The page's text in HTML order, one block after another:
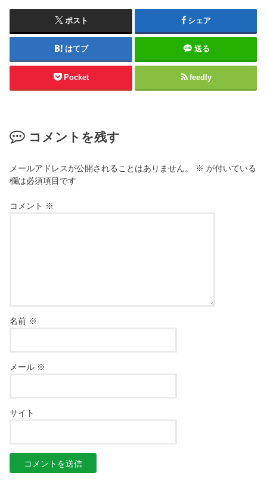
ポスト シェア
はてブ 送る
Pocket feedly
コメントを残す
メールアドレスが公開されることはありません。 ※ が付いている
欄は必須項目です
コメント ※
名前 ※
メール ※
サイト